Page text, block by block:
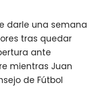
darle una semana
tras quedar
ante
mientras Juan
de Fútbol